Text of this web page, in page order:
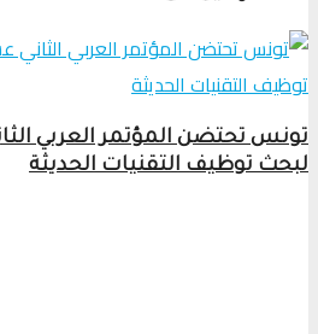
تونس تحتضن المؤتمر العربي
لبحث توظيف التقنيات الحديثة